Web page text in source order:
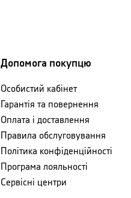
Допомога покупцю
Особистий кабінет
Гарантія та повернення
Оплата і доставлення
Правила обслуговування
Політика конфіденційності
Програма лояльності
Сервісні центри